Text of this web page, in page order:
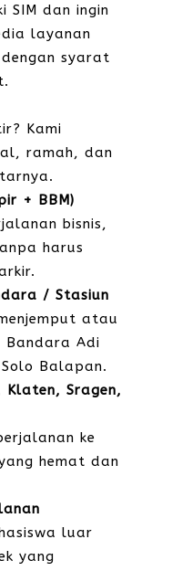
SIM dan ingin
layanan
syarat
Kami
ramah, dan
+ BBM)
bisnis,
harus
/ Stasiun
atau
Bandara Adi
Balapan.
Sragen,
ke
hemat dan
luar
yang